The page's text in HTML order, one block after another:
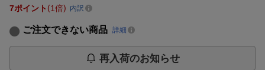
7ポイント 1倍 内訳
ご注文できない商品 詳細
再入荷のお知らせ